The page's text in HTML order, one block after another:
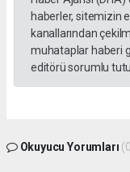
haberler, sitemizin
kanallarından
muhataplar haberi
editörü sorumlu
Okuyucu Yorumları